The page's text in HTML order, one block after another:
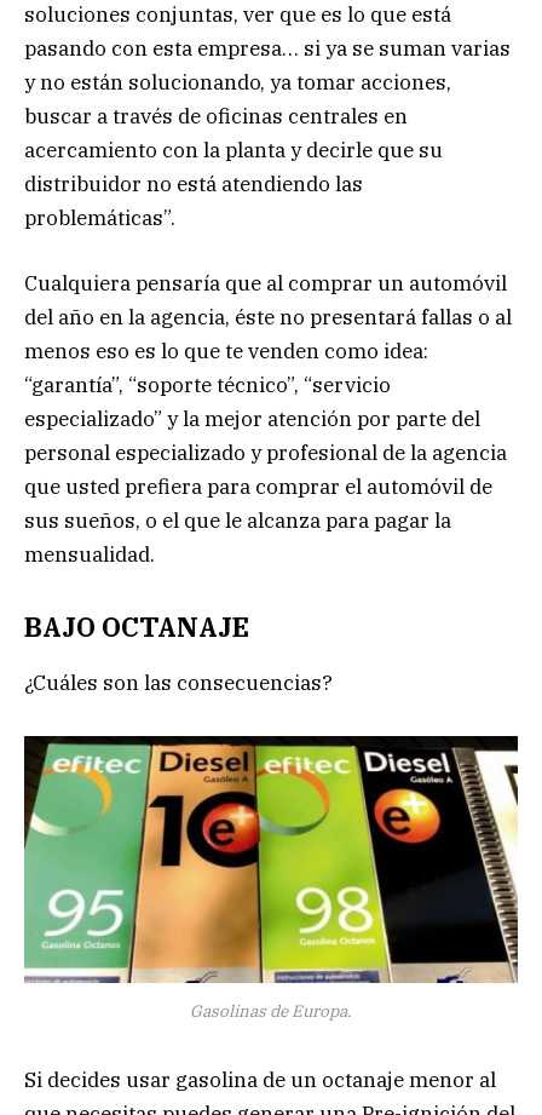
soluciones conjuntas, ver que es lo que está
pasando con esta empresa… si ya se suman varias
y no están solucionando, ya tomar acciones,
buscar a través de oficinas centrales en
acercamiento con la planta y decirle que su
distribuidor no está atendiendo las
problemáticas”.
Cualquiera pensaría que al comprar un automóvil
del año en la agencia, éste no presentará fallas o al
menos eso es lo que te venden como idea:
“garantía”, “soporte técnico”, “servicio
especializado” y la mejor atención por parte del
personal especializado y profesional de la agencia
que usted prefiera para comprar el automóvil de
sus sueños, o el que le alcanza para pagar la
mensualidad.
BAJO OCTANAJE
¿Cuáles son las consecuencias?
Gasolinas de Europa.
Si decides usar gasolina de un octanaje menor al